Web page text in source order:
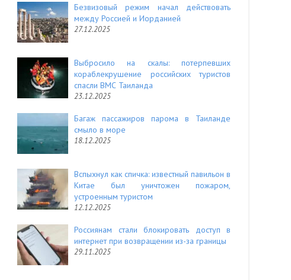
Безвизовый режим начал действовать
между Россией и Иорданией
27.12.2025
Выбросило на скалы: потерпевших
кораблекрушение российских туристов
спасли ВМС Таиланда
23.12.2025
Багаж пассажиров парома в Таиланде
смыло в море
18.12.2025
Вспыхнул как спичка: известный павильон в
Китае был уничтожен пожаром,
устроенным туристом
12.12.2025
Россиянам стали блокировать доступ в
интернет при возвращении из-за границы
29.11.2025